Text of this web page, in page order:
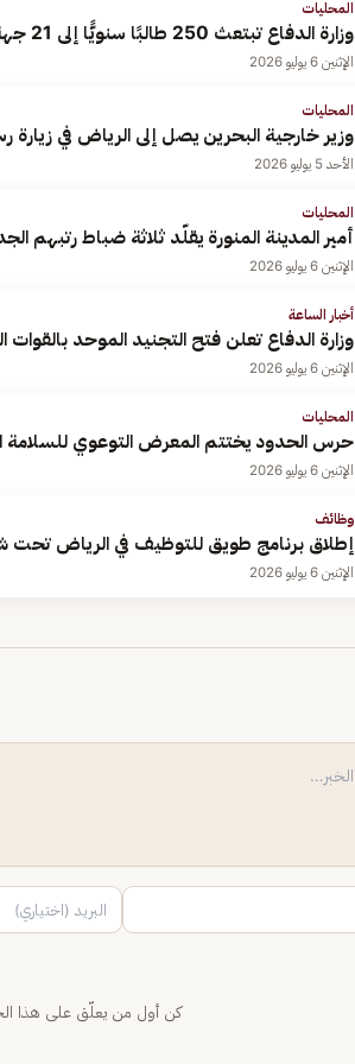
المحليات
وزارة الدفاع تبتعث 250 طالبًا سنويًّا إلى 21 جهة عسكرية في 9 دول
الإثنين 6 يوليو 2026
المحليات
وزير خارجية البحرين يصل إلى الرياض في
الأحد 5 يوليو 2026
المحليات
أمير المدينة المنورة يقلّد ثلاثة ضباط رتبهم
الإثنين 6 يوليو 2026
أخبار الساعة
وزارة الدفاع تعلن فتح التجنيد الموحد بالقوات
الإثنين 6 يوليو 2026
المحليات
حرس الحدود يختتم المعرض التوعوي للسلامة
الإثنين 6 يوليو 2026
وظائف
إطلاق برنامج طويق للتوظيف في الرياض
الإثنين 6 يوليو 2026
كن أول من يعلّق على هذا